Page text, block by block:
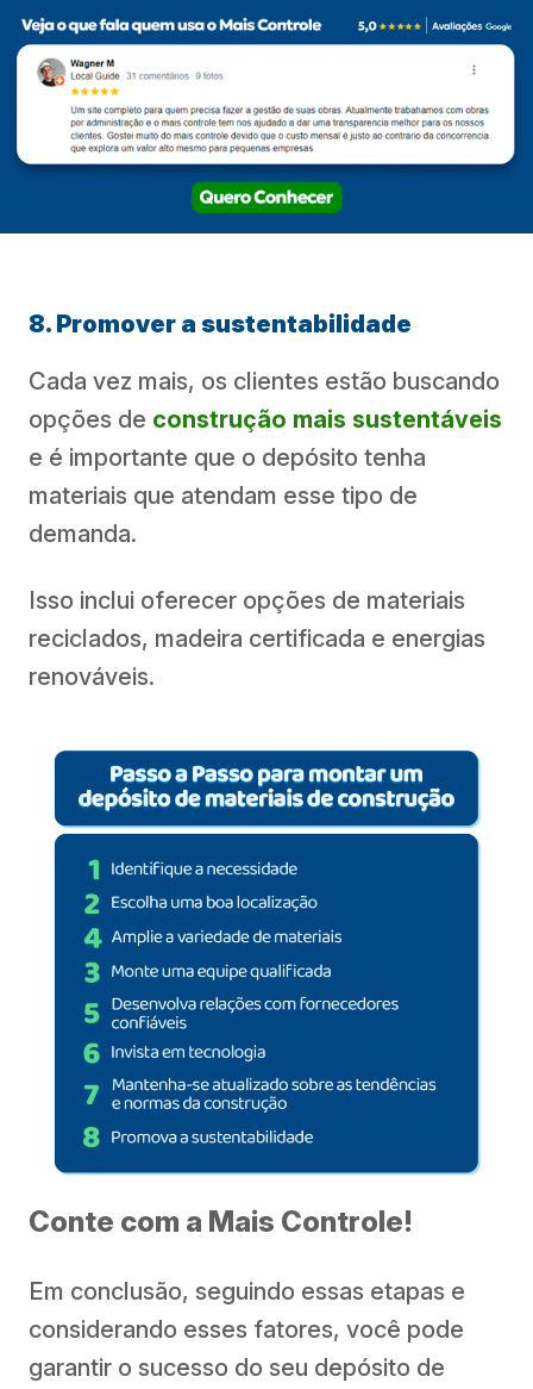
8. Promover a sustentabilidade
Cada vez mais, os clientes estão buscando
opções de construção mais sustentáveis
e é importante que o depósito tenha
materiais que atendam esse tipo de
demanda.
Isso inclui oferecer opções de materiais
reciclados, madeira certificada e energias
renováveis.
Conte com a Mais Controle!
Em conclusão, seguindo essas etapas e
considerando esses fatores, você pode
garantir o sucesso do seu depósito de